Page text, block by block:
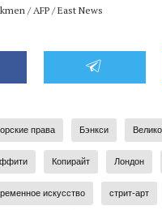
/ AFP / East News
права Бэнкси
Копирайт Лондон
искусство стрит-арт